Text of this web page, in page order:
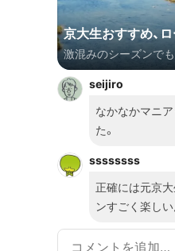
京大生おすすめ、
激混みのシーズンで
らではの、世界遺産、
京都大学。穴場エリア
すぎる京都。
seijiro
なかなかマニ
た。
ssssssss
正確には元京
ンすごく楽しい